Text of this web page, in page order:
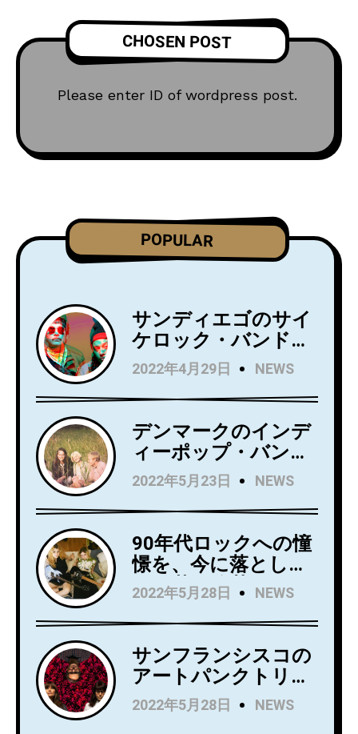
CHOSEN POST
Please enter ID of wordpress post.
POPULAR
サンディエゴのサイ
ケロック・バンド
Wild Wild Wets、ニ
ュー・アルバム
『Love Always』を5
月27日にリリース！
アルバムからニュー
シングル
「Holding」のビデオ
を公開！
2022年4月29日 NEWS
デンマークのインデ
ィーポップ・バンド
Kindsightが5月25日
にデビュー・アルバ
ム『Swedish Punk』
をリリース！
2022年5月23日 NEWS
90年代ロックへの憧
憬を、今に落とし込
んだ若き俊英
Mommaが日本デビ
ューアルバム
『Household
Name』を7月にリリ
ース！Wet LegのUS
公演でオープニング
2022年5月28日 NEWS
サンフランシスコの
アートパンクトリオ
Rip Roomが、
Spartan Recordsよ
2022年5月28日 NEWS